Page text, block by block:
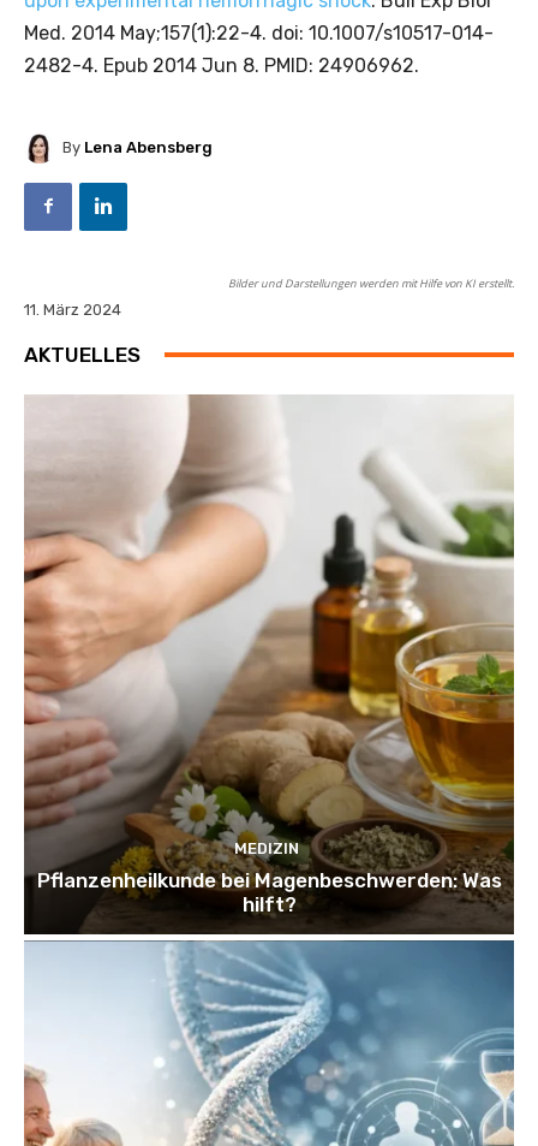
Med. 2014 May;157(1):22-4. doi: 10.1007/s10517-014-
2482-4. Epub 2014 Jun 8. PMID: 24906962.
By Lena Abensberg
Bilder und Darstellungen werden mit Hilfe von KI erstellt.
11. März 2024
AKTUELLES
MEDIZIN
Pflanzenheilkunde bei Magenbeschwerden: Was
hilft?